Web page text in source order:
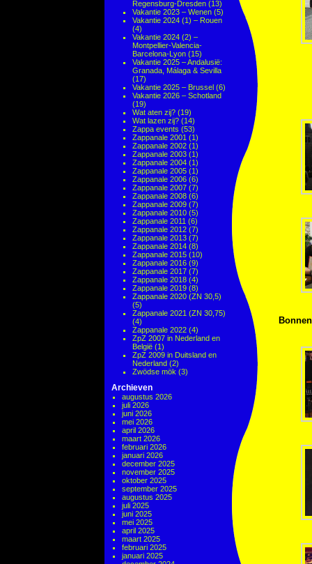
Regensburg-Dresden (13)
Vakantie 2023 – Wenen (5)
Vakantie 2024 (1) – Rouen
(4)
Vakantie 2024 (2) –
Montpellier-Valencia-
Barcelona-Lyon (15)
Vakantie 2025 – Andalusië:
Granada, Málaga & Sevilla
(17)
Vakantie 2025 – Brussel (6)
Vakantie 2026 – Schotland
(19)
Wat aten zij? (19)
Wat lazen zij? (14)
Zappa events (53)
Zappanale 2001 (1)
Zappanale 2002 (1)
Zappanale 2003 (1)
Zappanale 2004 (1)
Zappanale 2005 (1)
Zappanale 2006 (6)
Zappanale 2007 (7)
Zappanale 2008 (6)
Zappanale 2009 (7)
Zappanale 2010 (5)
Zappanale 2011 (6)
Zappanale 2012 (7)
Zappanale 2013 (7)
Zappanale 2014 (8)
Zappanale 2015 (10)
Zappanale 2016 (9)
Zappanale 2017 (7)
Zappanale 2018 (4)
Zappanale 2019 (8)
Zappanale 2020 (ZN 30,5)
(5)
Zappanale 2021 (ZN 30,75)
(4)
Zappanale 2022 (4)
ZpZ 2007 in Nederland en
België (1)
ZpZ 2009 in Duitsland en
Nederland (2)
Zwödse mök (3)
Archieven
augustus 2026
juli 2026
juni 2026
mei 2026
april 2026
maart 2026
februari 2026
januari 2026
december 2025
november 2025
oktober 2025
september 2025
augustus 2025
juli 2025
juni 2025
mei 2025
april 2025
maart 2025
februari 2025
januari 2025